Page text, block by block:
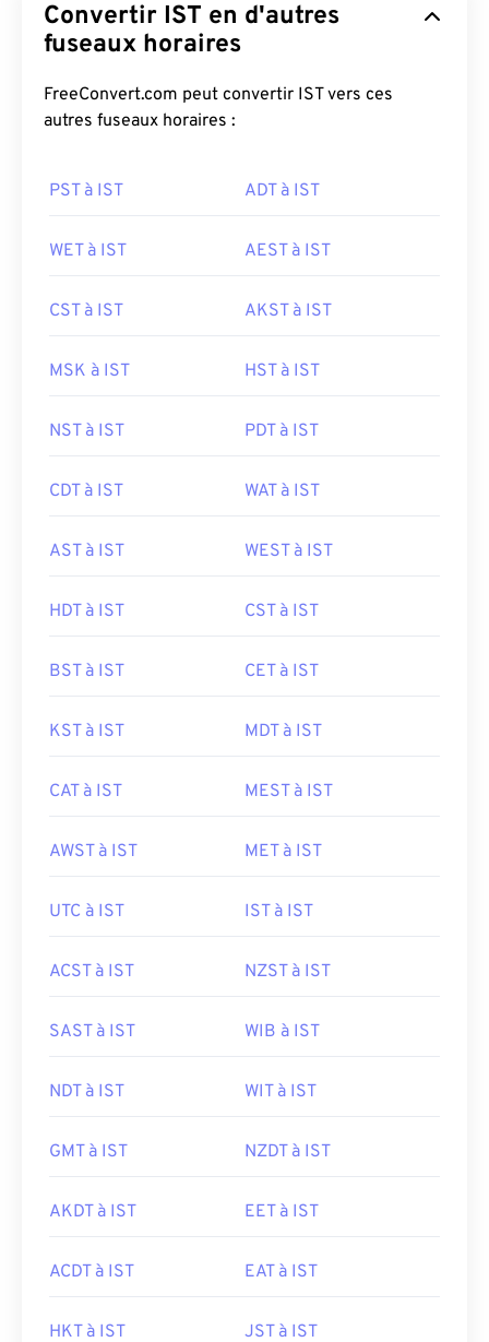
Convertir IST en d'autres
fuseaux horaires
FreeConvert.com peut convertir IST vers ces
autres fuseaux horaires :
PST à IST ADT à IST
WET à IST AEST à IST
CST à IST AKST à IST
MSK à IST HST à IST
NST à IST PDT à IST
CDT à IST WAT à IST
AST à IST WEST à IST
HDT à IST CST à IST
BST à IST CET à IST
KST à IST MDT à IST
CAT à IST MEST à IST
AWST à IST MET à IST
UTC à IST IST à IST
ACST à IST NZST à IST
SAST à IST WIB à IST
NDT à IST WIT à IST
GMT à IST NZDT à IST
AKDT à IST EET à IST
ACDT à IST EAT à IST
HKT à IST JST à IST